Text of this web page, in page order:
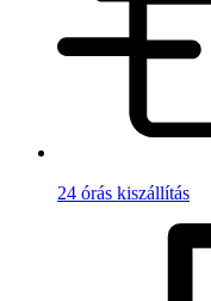
24 órás kiszállítás